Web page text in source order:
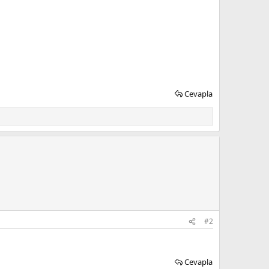
Cevapla
#2
Cevapla